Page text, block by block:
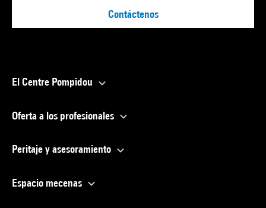
Contáctenos
El Centre Pompidou
Oferta a los profesionales
Peritaje y asesoramiento
Espacio mecenas